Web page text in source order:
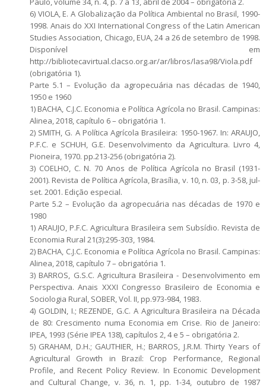
6) VIOLA, E. A Globalização da Política Ambiental no Brasil, 1990-
1998. Anais do XXI International Congress of the Latin American
Studies Association, Chicago, EUA, 24 a 26 de setembro de 1998.
Disponível em
http://bibliotecavirtual.clacso.org.ar/ar/libros/lasa98/Viola.pdf
(obrigatória 1).
Parte 5.1 – Evolução da agropecuária nas décadas de 1940,
1950 e 1960
1) BACHA, C.J.C. Economia e Política Agrícola no Brasil. Campinas:
Alinea, 2018, capítulo 6 – obrigatória 1.
2) SMITH, G. A Política Agrícola Brasileira: 1950-1967. In: ARAUJO,
P.F.C. e SCHUH, G.E. Desenvolvimento da Agricultura. Livro 4,
Pioneira, 1970. pp.213-256 (obrigatória 2).
3) COELHO, C. N. 70 Anos de Política Agrícola no Brasil (1931-
2001). Revista de Política Agrícola, Brasília, v. 10, n. 03, p. 3-58, jul-
set. 2001. Edição especial.
Parte 5.2 – Evolução da agropecuária nas décadas de 1970 e
1980
1) ARAUJO, P.F.C. Agricultura Brasileira sem Subsídio. Revista de
Economia Rural 21(3):295-303, 1984.
2) BACHA, C.J.C. Economia e Política Agrícola no Brasil. Campinas:
Alinea, 2018, capítulo 7 – obrigatória 1.
3) BARROS, G.S.C. Agricultura Brasileira - Desenvolvimento em
Perspectiva. Anais XXXI Congresso Brasileiro de Economia e
Sociologia Rural, SOBER, Vol. II, pp.973-984, 1983.
4) GOLDIN, I.; REZENDE, G.C. A Agricultura Brasileira na Década
de 80: Crescimento numa Economia em Crise. Rio de Janeiro:
IPEA, 1993 (Série IPEA 138), capítulos 2, 4 e 5 – obrigatória 2.
5) GRAHAM, D.H.; GAUTHIER, H.; BARROS, J.R.M. Thirty Years of
Agricultural Growth in Brazil: Crop Performance, Regional
Profile, and Recent Policy Review. In Economic Development
and Cultural Change, v. 36, n. 1, pp. 1-34, outubro de 1987